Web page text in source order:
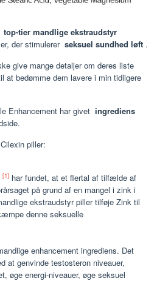
top-tier mandlige ekstraudstyr
der stimulerer seksuel sundhed løft .
give mange detaljer om deres liste
at bedømme dem lavere i min tidligere
Enhancement har givet ingrediens
piller:
[1] har fundet, at et flertal af tilfælde af
på grund af en mangel i zink i
ekstraudstyr piller tilføje Zink til
denne seksuelle
enhancement ingrediens. Det
at genvinde testosteron niveauer,
øge energi-niveauer, øge seksuel